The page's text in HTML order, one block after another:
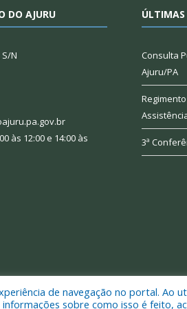
DO AJURU
N
às 12:00 e 14:00 às
ÚLTIMAS
Consulta
Ajuru/PA
3ª
a Prefeitura Municipal de Limoeiro do
de navegação no portal. Ao
sobre como isso é feito,